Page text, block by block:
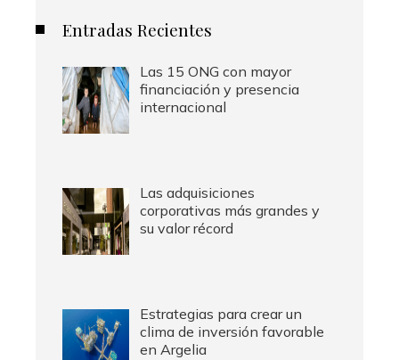
Entradas Recientes
Las 15 ONG con mayor
financiación y presencia
internacional
Las adquisiciones
corporativas más grandes y
su valor récord
Estrategias para crear un
clima de inversión favorable
en Argelia